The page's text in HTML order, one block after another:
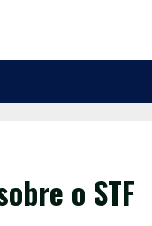
o STF